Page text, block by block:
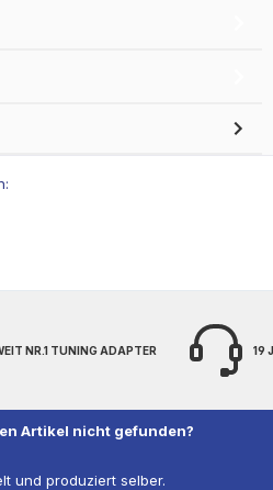
19 JAHRE EXPERTENWISSEN
Artikel nicht gefunden?
und produziert selber.